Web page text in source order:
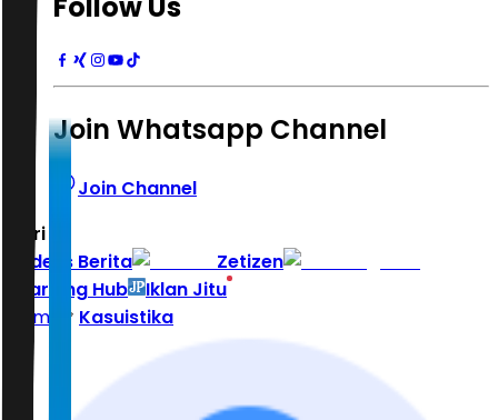
Join Whatsapp Channel
Join Channel
Hari ini
Indeks Berita
Zetizen
Learning Hub
Iklan Jitu
Home
Kasuistika